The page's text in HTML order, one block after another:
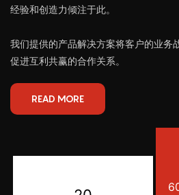
经验和创造力倾注于此。
我们提供的产品解决方案将客户的业务
促进互利共赢的合作关系。
READ MORE